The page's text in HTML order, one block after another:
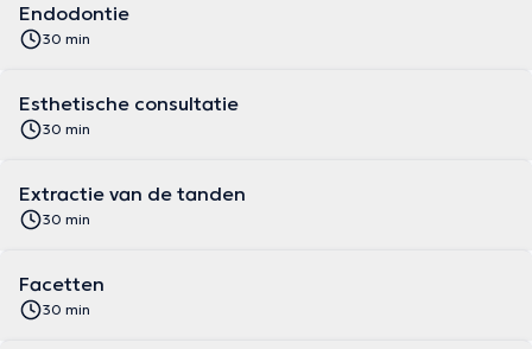
Endodontie
30 min
Esthetische consultatie
30 min
Extractie van de tanden
30 min
Facetten
30 min